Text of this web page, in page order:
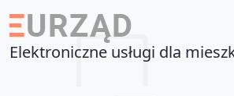
Elektroniczne usługi dla